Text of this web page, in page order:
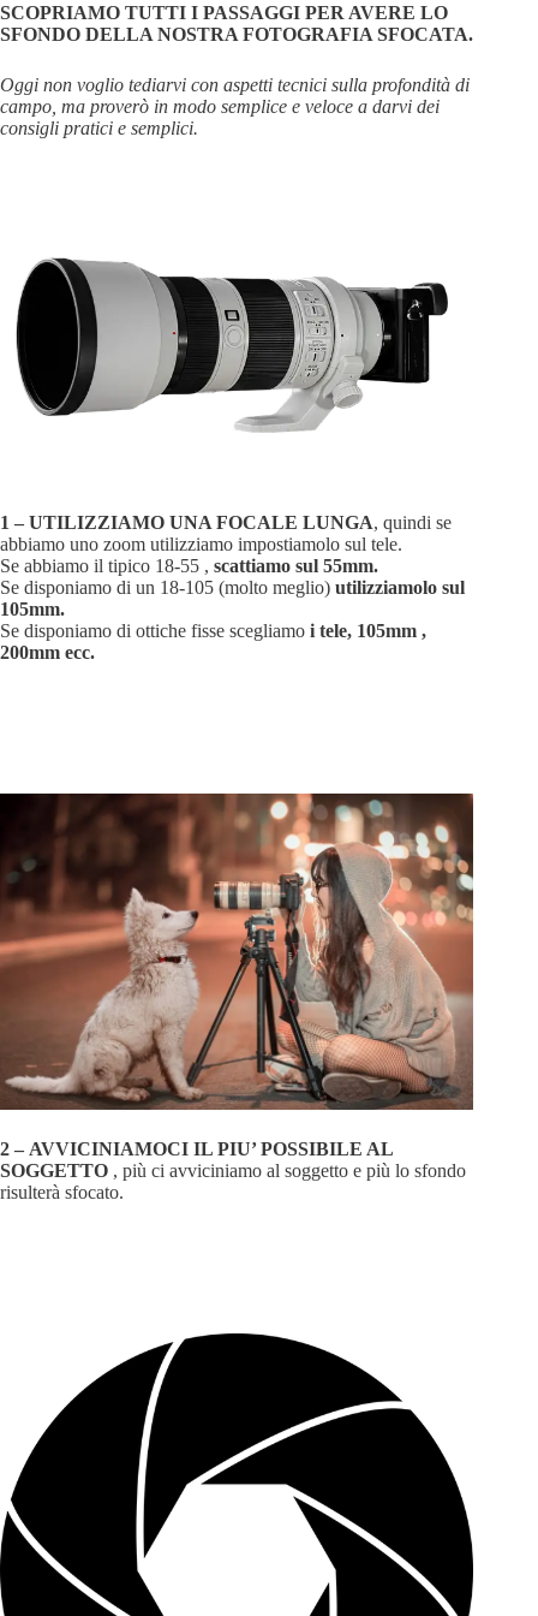
SCOPRIAMO TUTTI I PASSAGGI PER AVERE LO
SFONDO DELLA NOSTRA FOTOGRAFIA SFOCATA.
Oggi non voglio tediarvi con aspetti tecnici sulla profondità di
campo, ma proverò in modo semplice e veloce a darvi dei
consigli pratici e semplici.
1 – UTILIZZIAMO UNA FOCALE LUNGA, quindi se
abbiamo uno zoom utilizziamo impostiamolo sul tele.
Se abbiamo il tipico 18-55 , scattiamo sul 55mm.
Se disponiamo di un 18-105 (molto meglio) utilizziamolo sul
105mm.
Se disponiamo di ottiche fisse scegliamo i tele, 105mm ,
200mm ecc.
2 – AVVICINIAMOCI IL PIU’ POSSIBILE AL
SOGGETTO , più ci avviciniamo al soggetto e più lo sfondo
risulterà sfocato.